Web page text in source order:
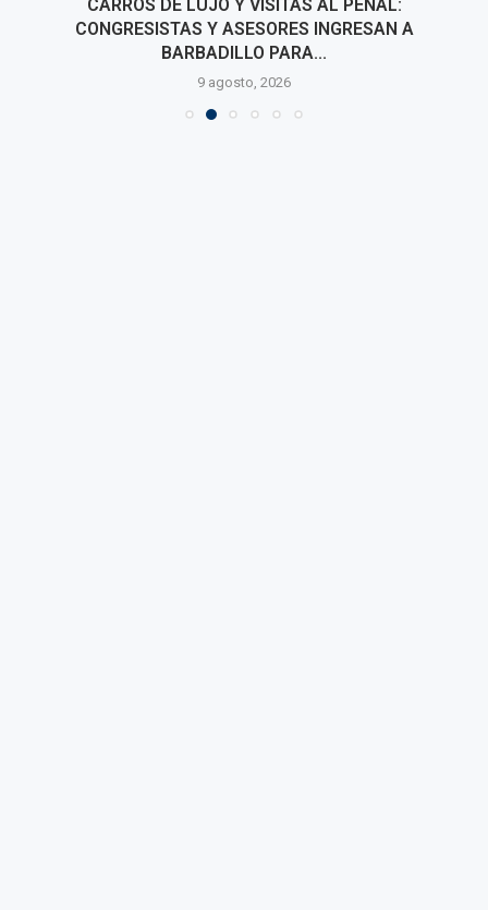
CARROS DE LUJO Y VISITAS AL PENAL:
CONGRESISTAS Y ASESORES INGRESAN A
BARBADILLO PARA...
9 agosto, 2026